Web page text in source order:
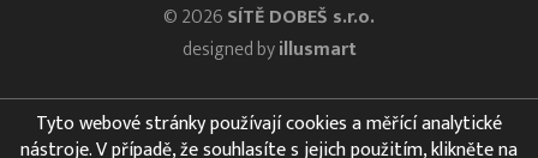
© 2026SÍTĚ DOBEŠ s.r.o.
designed byillusmart
Tyto webové stránky používají cookies a měřící analytické
nástroje. V případě, že souhlasíte s jejich použitím, klikněte na